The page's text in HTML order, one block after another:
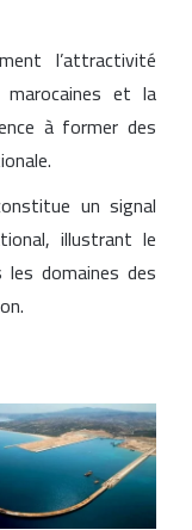
l’attractivité
et la
à former des
un signal
illustrant le
domaines des